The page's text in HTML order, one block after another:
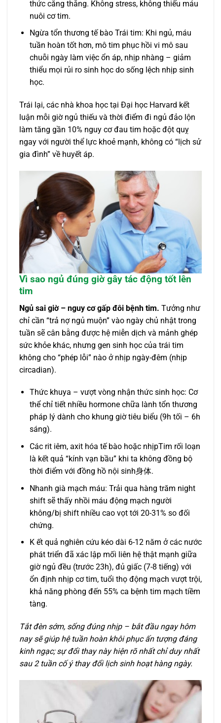
thức căng thẳng. Không stress, không thiếu máu
nuôi cơ tim.
Ngừa tổn thương tế bào Trái tim: Khi ngủ, máu
tuần hoàn tốt hơn, mô tim phục hồi vi mô sau
chuỗi ngày làm việc ổn áp, nhịp nhàng – giảm
thiểu mọi rủi ro sinh học do sống lệch nhịp sinh
học.
Trái lại, các nhà khoa học tại Đại học Harvard kết
luận mỗi giờ ngủ thiếu và thời điểm đi ngủ đảo lộn
làm tăng gần 10% nguy cơ đau tim hoặc đột quỵ
ngay với người thể lực khoẻ mạnh, không có “lịch sử
gia đình” về huyết áp.
Vì sao ngủ đúng giờ gây tác động tốt lên
tim
Ngủ sai giờ – nguy cơ gấp đôi bệnh tim. Tưởng như
chỉ cần “trả nợ ngủ muộn” vào ngày chủ nhật trong
tuần sẽ cân bằng được hệ miễn dịch và mảnh ghép
sức khỏe khác, nhưng gen sinh học của trái tim
không cho “phép lỗi” nào ở nhịp ngày-đêm (nhịp
circadian).
Thức khuya – vượt vòng nhận thức sinh học: Cơ
thể chỉ tiết nhiều hormone chữa lành tổn thương
pháp lý dành cho khung giờ tiêu biểu (9h tối – 6h
sáng).
Các rit iêm, axit hóa tế bào hoặc nhịpTim rối loạn
là kết quả “kính vạn bầu” khi ta không đồng bộ
thời điểm với đồng hồ nội sinh身体.
Nhanh già mạch máu: Trải qua hàng trăm night
shift sẽ thấy nhồi máu động mạch người
không/bị shift nhiều cao vọt tới 20-31% so đối
chứng.
K ết quả nghiên cứu kéo dài 6-12 năm ở các nước
phát triển đã xác lập mối liên hệ thật mạnh giữa
giờ ngủ đều (trước 23h), đủ giấc (7-8 tiếng) với
ổn định nhịp cơ tim, tuổi thọ động mạch vượt trội,
khả năng phòng đến 55% ca bệnh tim mạch tiềm
tàng.
Tắt đèn sớm, sống đúng nhịp – bắt đầu ngay hôm
nay sẽ giúp hệ tuần hoàn khôi phục ấn tượng đáng
kinh ngạc; sự đổi thay này hiện rõ nhất chỉ duy nhất
sau 2 tuần cố ý thay đổi lịch sinh hoạt hàng ngày.